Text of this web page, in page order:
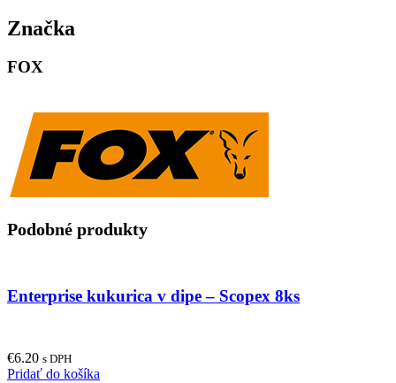
Značka
FOX
Podobné produkty
Enterprise kukurica v dipe – Scopex 8ks
€6.20 s DPH
Pridať do košíka